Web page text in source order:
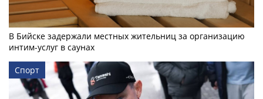
В Бийске задержали местных жительниц за организацию
интим-услуг в саунах
Спорт